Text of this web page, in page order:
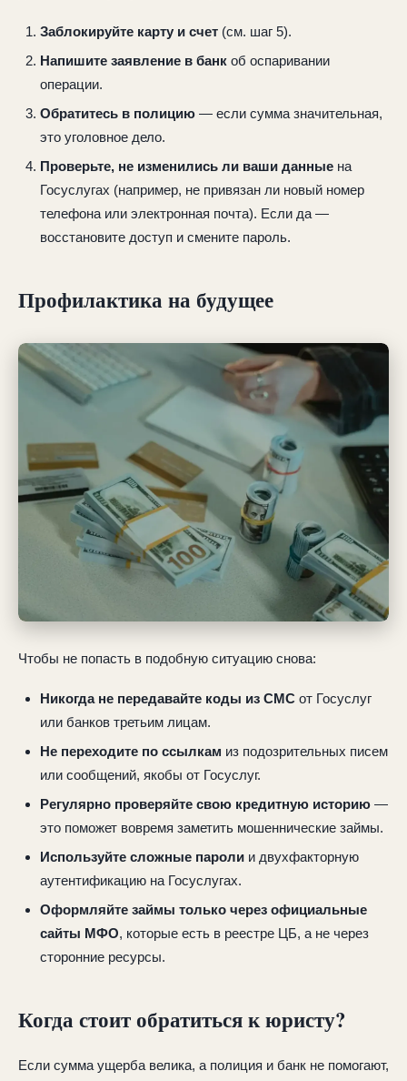
Заблокируйте карту и счет (см. шаг 5).
Напишите заявление в банк об оспаривании
операции.
Обратитесь в полицию — если сумма значительная,
это уголовное дело.
Проверьте, не изменились ли ваши данные на
Госуслугах (например, не привязан ли новый номер
телефона или электронная почта). Если да —
восстановите доступ и смените пароль.
Профилактика на будущее
Чтобы не попасть в подобную ситуацию снова:
Никогда не передавайте коды из СМС от Госуслуг
или банков третьим лицам.
Не переходите по ссылкам из подозрительных писем
или сообщений, якобы от Госуслуг.
Регулярно проверяйте свою кредитную историю —
это поможет вовремя заметить мошеннические займы.
Используйте сложные пароли и двухфакторную
аутентификацию на Госуслугах.
Оформляйте займы только через официальные
сайты МФО, которые есть в реестре ЦБ, а не через
сторонние ресурсы.
Когда стоит обратиться к юристу?
Если сумма ущерба велика, а полиция и банк не помогают,